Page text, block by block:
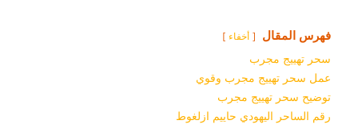
فهرس المقال أخفاء
سحر تهييج مجرب
عمل سحر تهييج مجرب وقوي
توضيح سحر تهييج مجرب
رقم الساحر اليهودي حاييم ازلغوط